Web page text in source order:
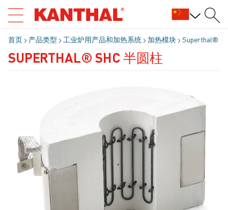
首页 产品类型 工业炉用产品和加热系统 加热模块 Superthal®
SUPERTHAL® SHC 半圆柱